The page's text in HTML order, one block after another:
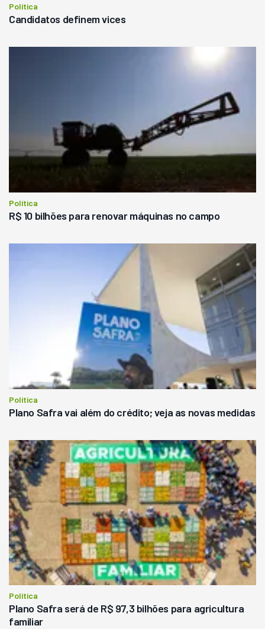
Política
Candidatos definem vices
Política
R$ 10 bilhões para renovar máquinas no campo
Política
Plano Safra vai além do crédito; veja as novas medidas
Política
Plano Safra será de R$ 97,3 bilhões para agricultura
familiar